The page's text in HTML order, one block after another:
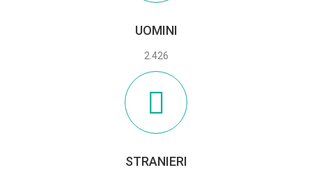
UOMINI
2.426
STRANIERI